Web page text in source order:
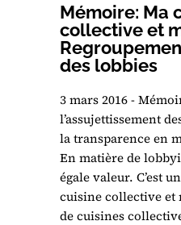
Mémoire: Ma
collective et
des lobbies
3 mars 2016 -
l’assujettissement
la transparence en
En matière de
égale valeur. C’est
cuisine collective et
de cuisines